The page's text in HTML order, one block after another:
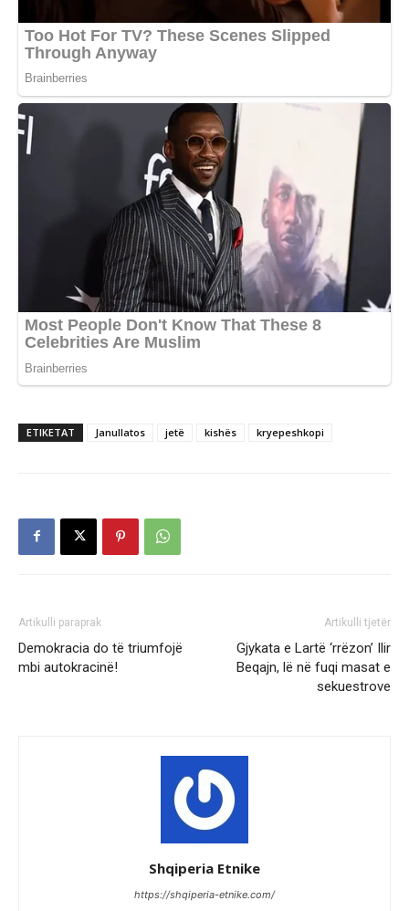
ETIKETAT Janullatos jetë kishës kryepeshkopi
Artikulli paraprak
Demokracia do të triumfojë
mbi autokracinë!
Artikulli tjetër
Gjykata e Lartë ‘rrëzon’ Ilir
Beqajn, lë në fuqi masat e
sekuestrove
Shqiperia Etnike
https://shqiperia-etnike.com/